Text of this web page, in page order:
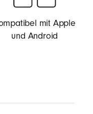
mit Apple
und Android